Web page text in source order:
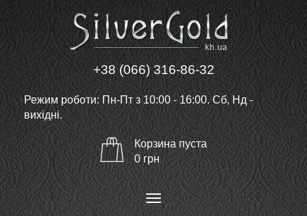
+38 (066) 316-86-32
Режим роботи: Пн-Пт з 10:00 - 16:00. Сб, Нд -
вихідні.
Корзина пуста
0 грн
Меню